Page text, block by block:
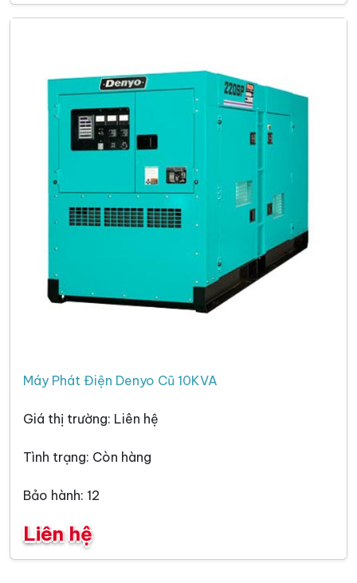
Máy Phát Điện Denyo Cũ 10KVA
Giá thị trường: Liên hệ
Tình trạng: Còn hàng
Bảo hành: 12
Liên hệ